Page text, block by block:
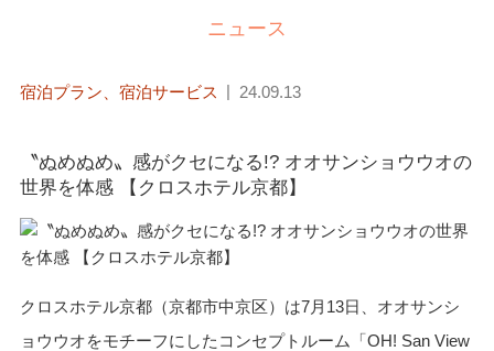
ニュース
宿泊プラン、宿泊サービス 24.09.13
〝ぬめぬめ〟感がクセになる!? オオサンショウウオの
世界を体感 【クロスホテル京都】
クロスホテル京都（京都市中京区）は7月13日、オオサンシ
ョウウオをモチーフにしたコンセプトルーム「OH! San View